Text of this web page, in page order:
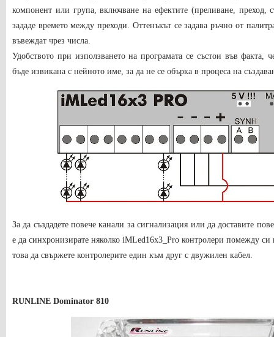
компонент или група, включване на ефектите (преливане, преход,
зададе времето между преходи. Оттенъкът се задава ръчно от
въвеждат чрез числа.
Удобството при използването на програмата се състои във факта,
бъде извикана с нейното име, за да не се обърка в процеса на
За да създадете повече канали за сигнализация или да доставите
е да синхронизирате няколко iMLed16x3_Pro контролери помежду
това да свържете контролерите един към друг с двужилен кабел.
RUNLINE Dominator 810